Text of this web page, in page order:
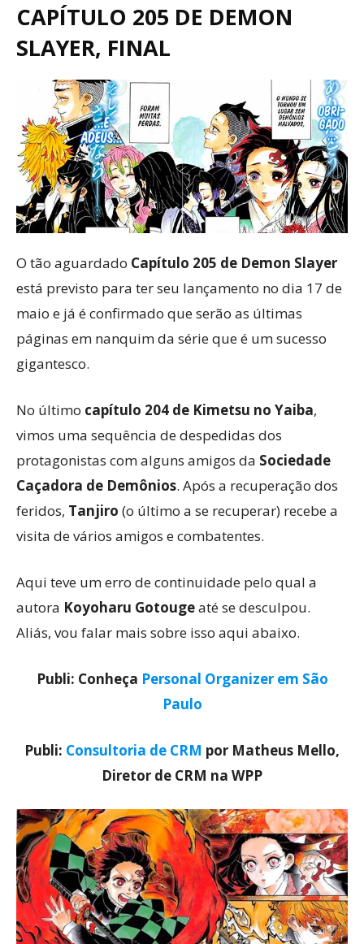
CAPÍTULO 205 DE DEMON
SLAYER, FINAL
O tão aguardado Capítulo 205 de Demon Slayer
está previsto para ter seu lançamento no dia 17 de
maio e já é confirmado que serão as últimas
páginas em nanquim da série que é um sucesso
gigantesco.
No último capítulo 204 de Kimetsu no Yaiba,
vimos uma sequência de despedidas dos
protagonistas com alguns amigos da Sociedade
Caçadora de Demônios. Após a recuperação dos
feridos, Tanjiro (o último a se recuperar) recebe a
visita de vários amigos e combatentes.
Aqui teve um erro de continuidade pelo qual a
autora Koyoharu Gotougeaté se desculpou.
Aliás, vou falar mais sobre isso aqui abaixo.
Publi: Conheça Personal Organizer em São
Paulo
Publi: Consultoria de CRM por Matheus Mello,
Diretor de CRM na WPP